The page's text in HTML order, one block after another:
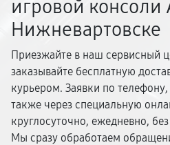
игровой консоли
Нижневартовске
Приезжайте в наш сервисный
заказывайте бесплатную
курьером. Заявки по
также через специальную
круглосуточно, ежедневно,
Мы сразу обработаем